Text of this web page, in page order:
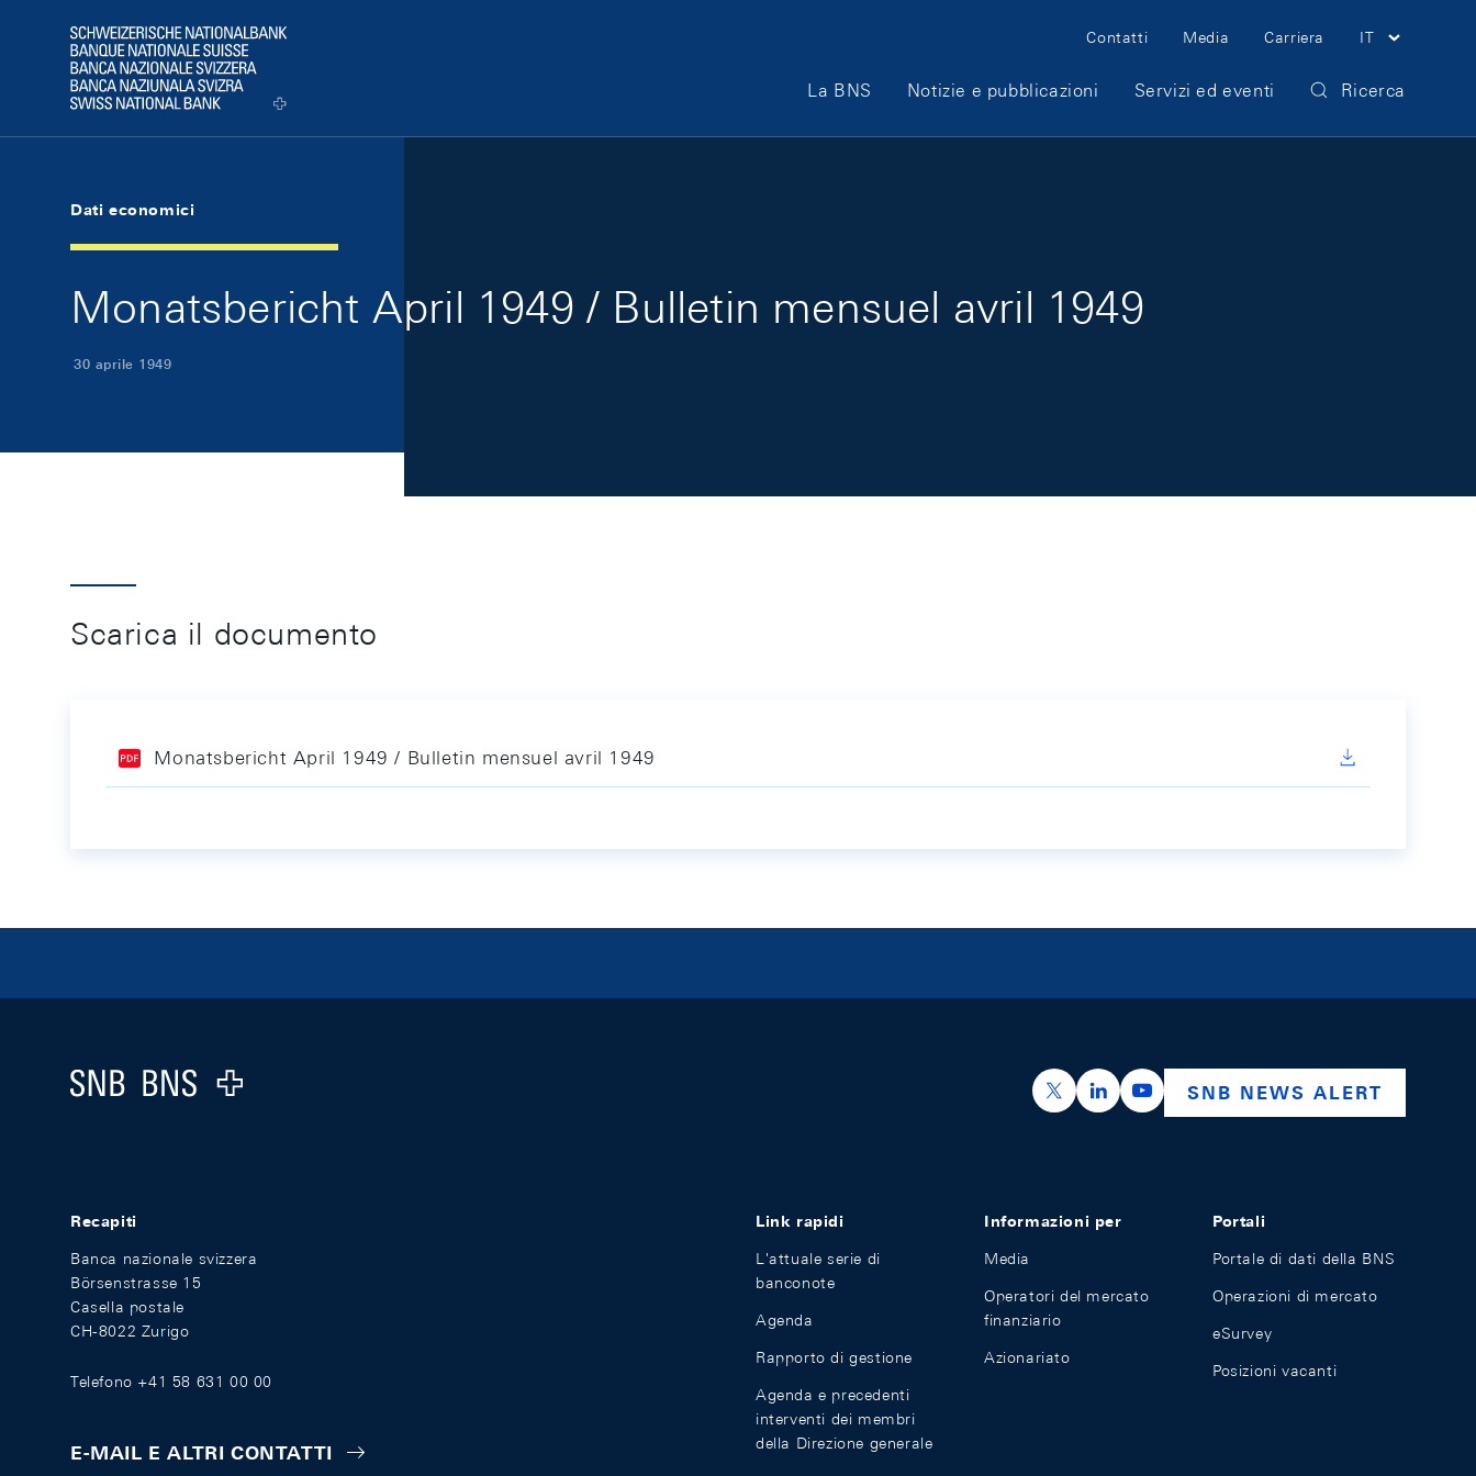
Logo
Meta Navigation
Contatti Media Carriera IT
Main Navigation
La BNS Notizie e pubblicazioni Servizi ed eventi Ricerca
Dati economici
Monatsbericht April 1949 / Bulletin mensuel avril 1949
30 aprile 1949
Scarica il documento
Monatsbericht April 1949 / Bulletin mensuel avril 1949
Logo
https://x.com/snb_bns
https://ch.linkedin.com/company/swiss-
https://www.youtube.com/
SNB NEWS ALERT
Recapiti
Banca nazionale svizzera
Börsenstrasse 15
Casella postale
CH-8022 Zurigo
Telefono +41 58 631 00 00
E-MAIL E ALTRI CONTATTI
Link rapidi
L'attuale serie di
banconote
Agenda
Rapporto di gestione
Agenda e precedenti
interventi dei membri
della Direzione generale
Informazioni per
Media
Operatori del mercato
finanziario
Azionariato
Portali
Portale di dati della BNS
Operazioni di mercato
eSurvey
Posizioni vacanti